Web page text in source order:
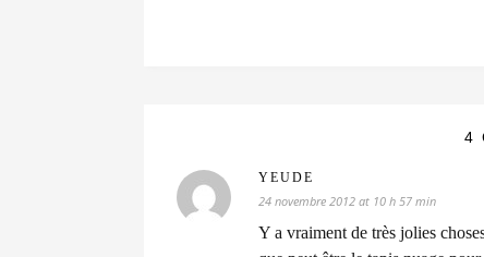
4
YEUDE
24 novembre 2012 at 10 h 57 min
Y a vraiment de très jolies